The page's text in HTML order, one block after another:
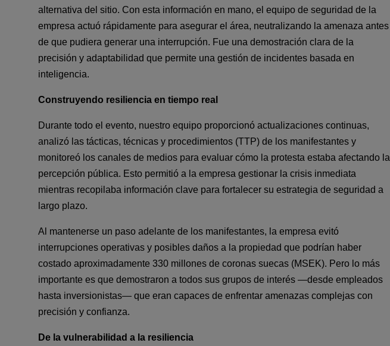
alternativa del sitio. Con esta información en mano, el equipo de seguridad de la
empresa actuó rápidamente para asegurar el área, neutralizando la amenaza antes
de que pudiera generar una interrupción. Fue una demostración clara de la
precisión y adaptabilidad que permite una gestión de incidentes basada en
inteligencia.
Construyendo resiliencia en tiempo real
Durante todo el evento, nuestro equipo proporcionó actualizaciones continuas,
analizó las tácticas, técnicas y procedimientos (TTP) de los manifestantes y
monitoreó los canales de medios para evaluar cómo la protesta estaba afectando la
percepción pública. Esto permitió a la empresa gestionar la crisis inmediata
mientras recopilaba información clave para fortalecer su estrategia de seguridad a
largo plazo.
Al mantenerse un paso adelante de los manifestantes, la empresa evitó
interrupciones operativas y posibles daños a la propiedad que podrían haber
costado aproximadamente 330 millones de coronas suecas (MSEK). Pero lo más
importante es que demostraron a todos sus grupos de interés —desde empleados
hasta inversionistas— que eran capaces de enfrentar amenazas complejas con
precisión y confianza.
De la vulnerabilidad a la resiliencia